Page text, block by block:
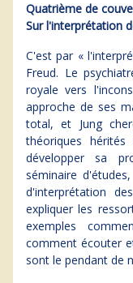
Quatrième de
Sur l'interprétation
C'est par «
Freud. Le
royale vers
approche de ses
total, et Jung
théoriques
développer sa
séminaire
d'interprétation
expliquer les
exemples
comment écouter
sont le pendant de